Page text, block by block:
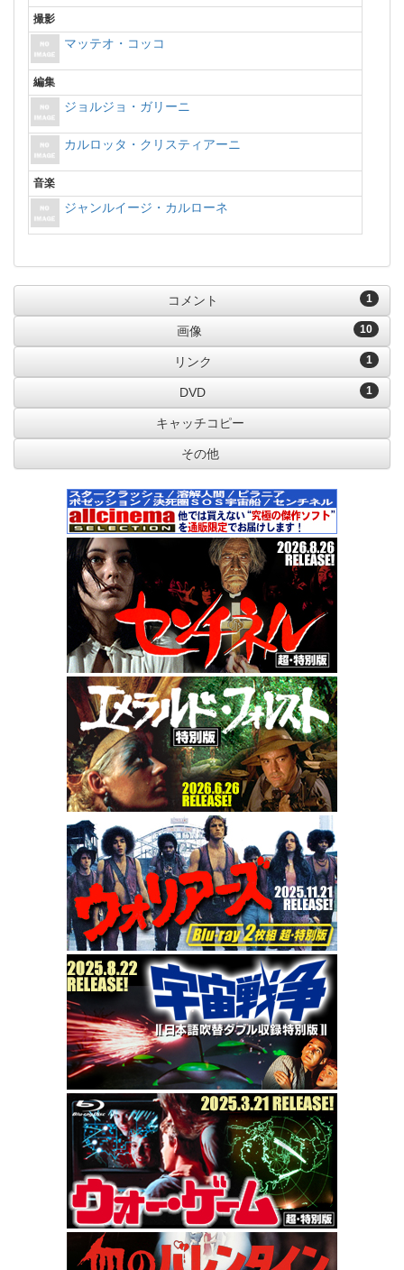
撮影
マッテオ・コッコ
編集
ジョルジョ・ガリーニ
カルロッタ・クリスティアーニ
音楽
ジャンルイージ・カルローネ
1
コメント
10
画像
1
リンク
1
DVD
キャッチコピー
その他